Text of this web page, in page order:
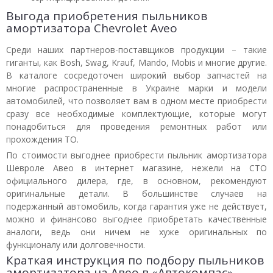
Выгода приобретения пыльников
амортизатора Chevrolet Aveo
Среди наших партнеров-поставщиков продукции – такие
гиганты, как Bosh, Swag, Krauf, Mando, Mobis и многие другие.
В каталоге сосредоточен широкий выбор запчастей на
многие распространенные в Украине марки и модели
автомобилей, что позволяет вам в одном месте приобрести
сразу все необходимые комплектующие, которые могут
понадобиться для проведения ремонтных работ или
прохождения ТО.
По стоимости выгоднее приобрести пыльник амортизатора
Шевроле Авео в интернет магазине, нежели на СТО
официального дилера, где, в основном, рекомендуют
оригинальные детали. В большинстве случаев на
подержанный автомобиль, когда гарантия уже не действует,
можно и финансово выгоднее приобретать качественные
аналоги, ведь они ничем не хуже оригинальных по
функционалу или долговечности.
Краткая инструкция по подбору пыльников